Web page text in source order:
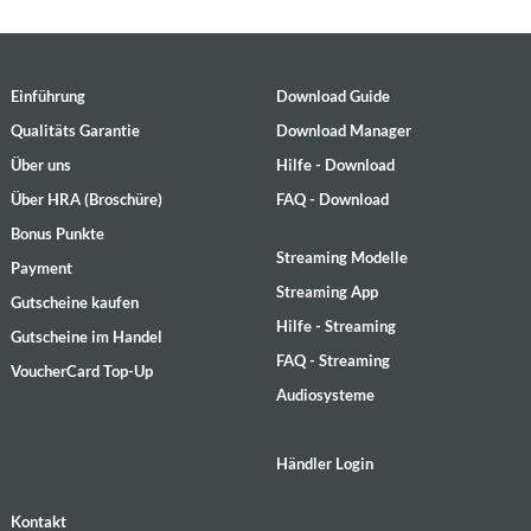
Einführung
Qualitäts Garantie
Über uns
Über HRA (Broschüre)
Bonus Punkte
Payment
Gutscheine kaufen
Gutscheine im Handel
VoucherCard Top-Up
Download Guide
Download Manager
Hilfe - Download
FAQ - Download
Streaming Modelle
Streaming App
Hilfe - Streaming
FAQ - Streaming
Audiosysteme
Händler Login
Kontakt